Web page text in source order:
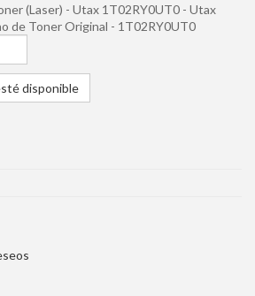
(Laser) - Utax 1T02RY0UT0 - Utax
de Toner Original - 1T02RY0UT0
disponible